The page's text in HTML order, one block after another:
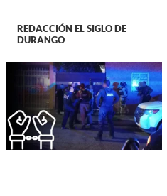
REDACCIÓN EL SIGLO DE
DURANGO